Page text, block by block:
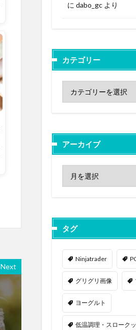
Next
に dabo_gc より
カテゴリー
アーカイブ
タグ
Ninjatrader
グリグリ画像
ヨーグルト
低温調理・スローク